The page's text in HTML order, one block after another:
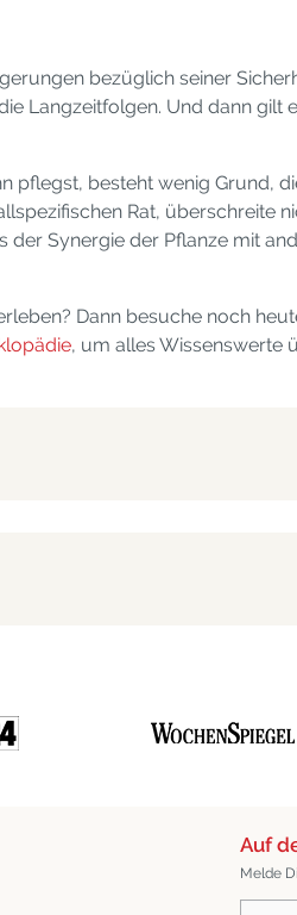
bezüglich seiner
Langzeitfolgen. Und dann gilt
pflegst, besteht wenig Grund,
Rat, überschreite
Synergie der Pflanze mit
Dann besuche noch
, um alles Wissenswerte
Auf
Melde